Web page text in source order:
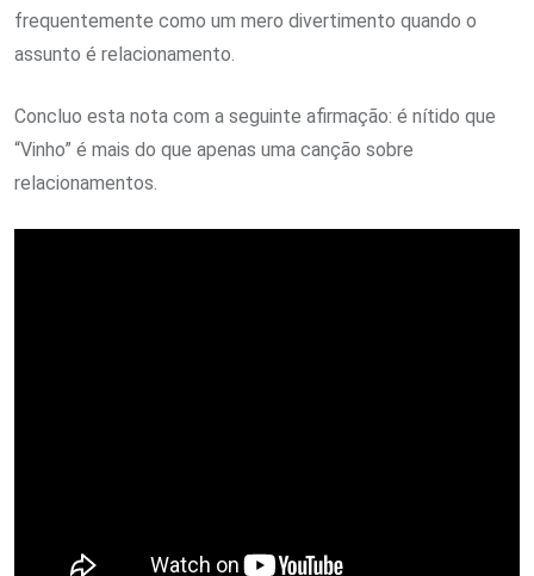
frequentemente como um mero divertimento quando o
assunto é relacionamento.
Concluo esta nota com a seguinte afirmação: é nítido que
“Vinho” é mais do que apenas uma canção sobre
relacionamentos.